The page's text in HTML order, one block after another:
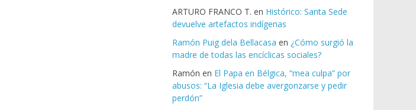
ARTURO FRANCO T. en Histórico: Santa Sede
devuelve artefactos indígenas
Ramón Puig dela Bellacasa en ¿Cómo surgió la
madre de todas las encíclicas sociales?
Ramón en El Papa en Bélgica, “mea culpa” por
abusos: “La Iglesia debe avergonzarse y pedir
perdón”